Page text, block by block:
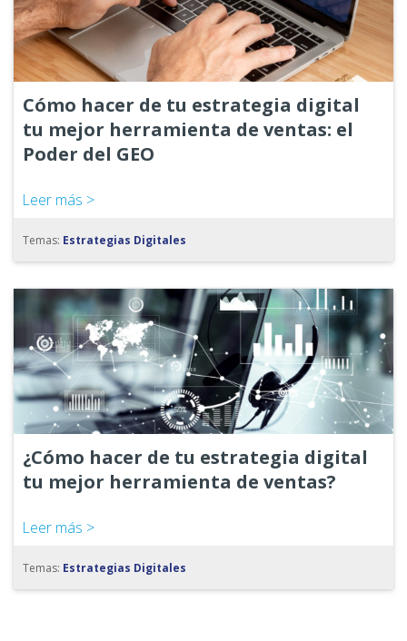
Cómo hacer de tu estrategia digital
tu mejor herramienta de ventas: el
Poder del GEO
Leer más >
Temas: Estrategias Digitales
¿Cómo hacer de tu estrategia digital
tu mejor herramienta de ventas?
Leer más >
Temas: Estrategias Digitales